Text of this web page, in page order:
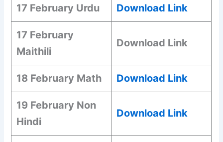
17 February Urdu Download Link
17 February
Maithili
Download Link
18 February Math Download Link
19 February Non
Hindi
Download Link